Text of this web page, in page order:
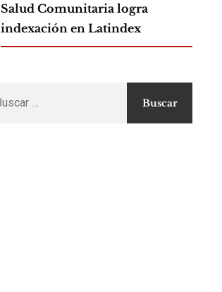
Salud Comunitaria logra
indexación en Latindex